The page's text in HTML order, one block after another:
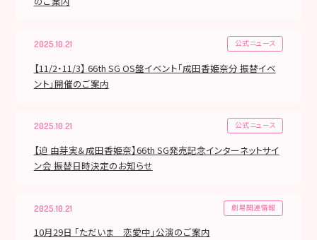
2025.10.21 公式ニュース
【11/2・11/3】 66th SG OS盤イベント「成田香姫奈分 振替イベ
ント」開催のご案内
2025.10.21 公式ニュース
【迫 由芽実＆成田香姫奈】66th SG発売記念インターネットサイ
ン会 振替日時決定のお知らせ
2025.10.21 劇場関連情報
10月29日 「ただいま 恋愛中」公演のご案内